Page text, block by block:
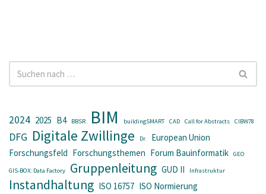
2024 2025 B4 BBSR BIM buildingSMART CAD Call for Abstracts CIBW78
DFG Digitale Zwillinge Dr.
European Union
Forschungsfeld Forschungsthemen Forum Bauinformatik GEO
GIS-BOX: Data Factory Gruppenleitung GUD II Infrastruktur
Instandhaltung ISO 16757 ISO Normierung